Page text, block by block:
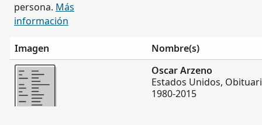
persona. Más
información
Imagen
Nombre(s)
Más
Oscar Arzeno
Estados Unidos,
1980-2015